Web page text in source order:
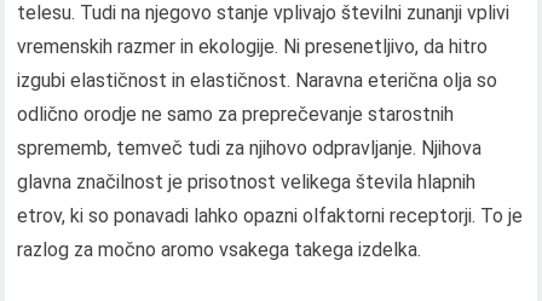
telesu. Tudi na njegovo stanje vplivajo številni zunanji vplivi
vremenskih razmer in ekologije. Ni presenetljivo, da hitro
izgubi elastičnost in elastičnost. Naravna eterična olja so
odlično orodje ne samo za preprečevanje starostnih
sprememb, temveč tudi za njihovo odpravljanje. Njihova
glavna značilnost je prisotnost velikega števila hlapnih
etrov, ki so ponavadi lahko opazni olfaktorni receptorji. To je
razlog za močno aromo vsakega takega izdelka.